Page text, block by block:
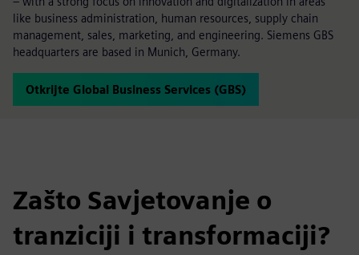
like business administration, human resources, supply chain
management, sales, marketing, and engineering. Siemens GBS
headquarters are based in Munich, Germany.
Otkrijte Global Business Services (GBS)
Zašto Savjetovanje o
tranziciji i transformaciji?